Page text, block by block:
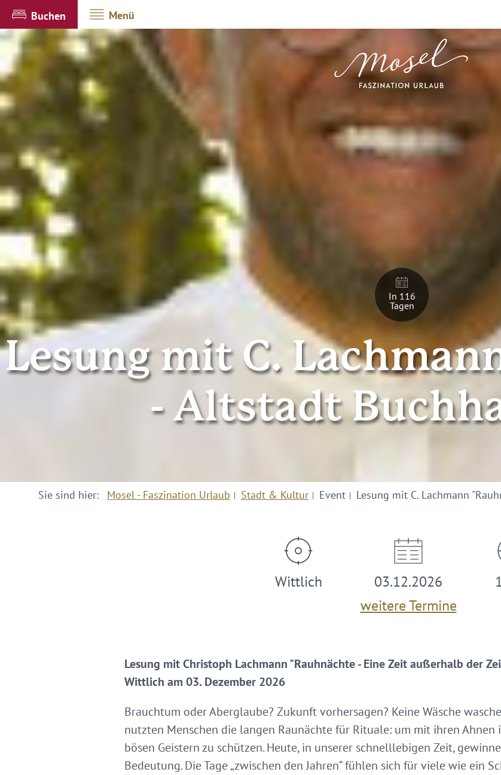
Buchen Menü
In 116
Tagen
Lesung mit C.
- Altstadt
Sie sind hier: Mosel - Faszination Urlaub Stadt & Kultur Event Lesung mit C. Lachmann
Wittlich
03.12.2026
weitere Termine
Lesung mit Christoph Lachmann "Rauhnächte - Eine Zeit außerhalb der
Wittlich am 03. Dezember 2026
Brauchtum oder Aberglaube? Zukunft vorhersagen? Keine Wäsche
nutzten Menschen die langen Raunächte für Rituale: um mit ihren
bösen Geistern zu schützen. Heute, in unserer schnelllebigen Zeit,
Bedeutung. Die Tage „zwischen den Jahren“ fühlen sich für viele wie ein